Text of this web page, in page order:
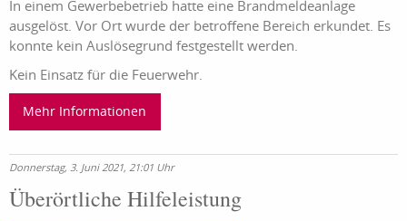
In einem Gewerbebetrieb hatte eine Brandmeldeanlage
ausgelöst. Vor Ort wurde der betroffene Bereich erkundet. Es
konnte kein Auslösegrund festgestellt werden.
Kein Einsatz für die Feuerwehr.
Mehr Informationen
Donnerstag, 3. Juni 2021, 21:01 Uhr
Überörtliche Hilfeleistung